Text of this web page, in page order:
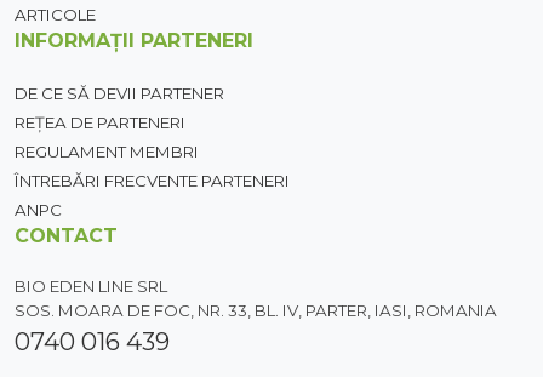
ARTICOLE
INFORMAȚII PARTENERI
DE CE SĂ DEVII PARTENER
REȚEA DE PARTENERI
REGULAMENT MEMBRI
ÎNTREBĂRI FRECVENTE PARTENERI
ANPC
CONTACT
BIO EDEN LINE SRL
SOS. MOARA DE FOC, NR. 33, BL. IV, PARTER, IASI, ROMANIA
0740 016 439